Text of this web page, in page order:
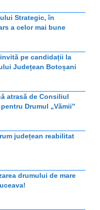
Strategic, în
a celor mai bune
pe candidații la
Județean Botoșani
atrasă de Consiliul
Drumul „Vămii”
județean reabilitat
drumului de mare